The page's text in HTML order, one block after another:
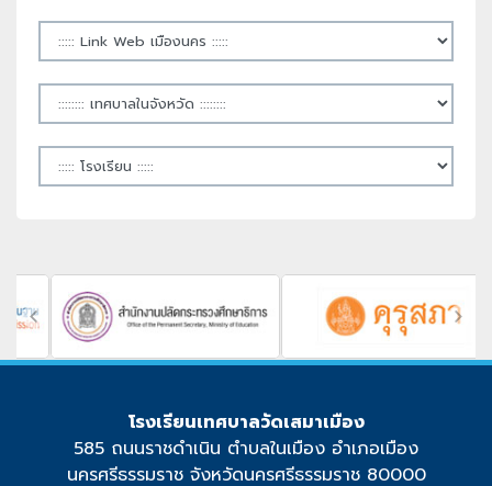
โรงเรียนเทศบาลวัดเสมาเมือง
585 ถนนราชดำเนิน ตำบลในเมือง อำเภอเมือง
นครศรีธรรมราช จังหวัดนครศรีธรรมราช 80000